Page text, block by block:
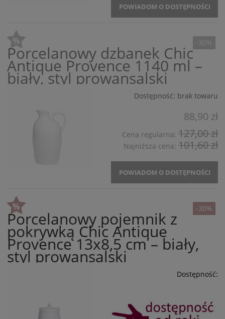
POWIADOM O DOSTĘPNOŚCI
Porcelanowy dzbanek Chic
Antique Provence 1140 ml –
biały, styl prowansalski
Dostępność: brak towaru
88,90 zł
Cena regularna: 127,00 zł
Najniższa cena: 101,60 zł
POWIADOM O DOSTĘPNOŚCI
-30%
Porcelanowy pojemnik z
pokrywką Chic Antique
Provence 13x8,5 cm – biały,
styl prowansalski
Dostępność:
-30%